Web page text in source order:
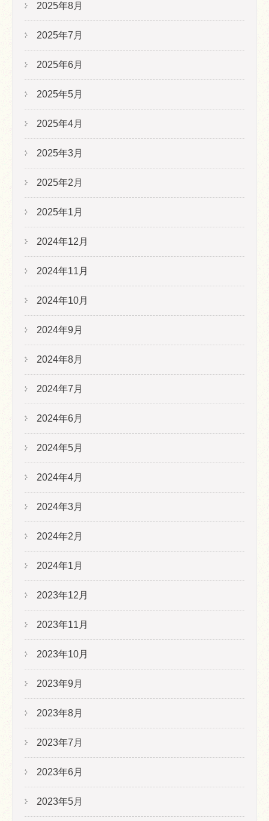
2025年8月
2025年7月
2025年6月
2025年5月
2025年4月
2025年3月
2025年2月
2025年1月
2024年12月
2024年11月
2024年10月
2024年9月
2024年8月
2024年7月
2024年6月
2024年5月
2024年4月
2024年3月
2024年2月
2024年1月
2023年12月
2023年11月
2023年10月
2023年9月
2023年8月
2023年7月
2023年6月
2023年5月